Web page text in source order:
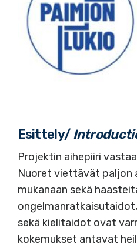
Esittely/
Projektin aihepiiri
Nuoret viettävät paljon
mukanaan sekä
sekä kielitaidot ovat
kokemukset antavat